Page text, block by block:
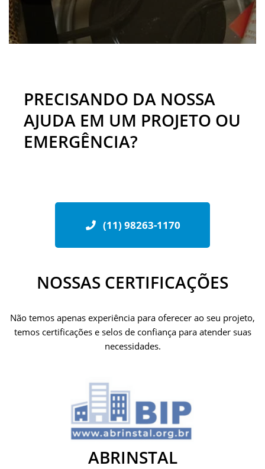
PRECISANDO DA NOSSA
AJUDA EM UM PROJETO OU
EMERGÊNCIA?
(11) 98263-1170
NOSSAS CERTIFICAÇÕES
Não temos apenas experiência para oferecer ao seu projeto,
temos certificações e selos de confiança para atender suas
necessidades.
ABRINSTAL